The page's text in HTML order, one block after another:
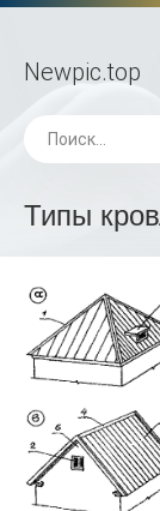
Newpic.top
Типы